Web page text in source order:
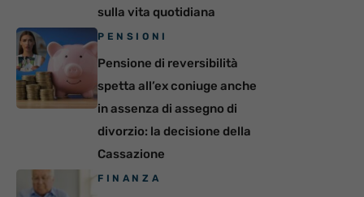
sulla vita quotidiana
PENSIONI
Pensione di reversibilità
spetta all’ex coniuge anche
in assenza di assegno di
divorzio: la decisione della
Cassazione
FINANZA